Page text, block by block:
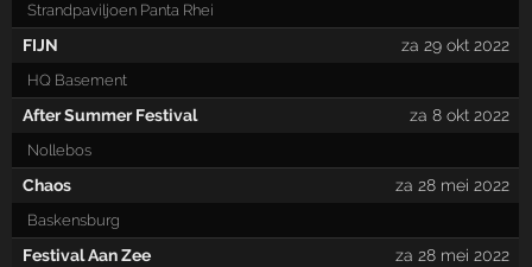
Strandpaviljoen Panta Rhei
FIJN za 29 okt 2022
HQ Basement
After Summer Festival za 8 okt 2022
Nollebos
Chaos za 28 mei 2022
Baskensburg
Festival Aan Zee za 28 mei 2022